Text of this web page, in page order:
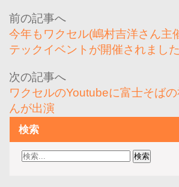
投
稿
ナ
ビ
ゲ
ー
シ
ョ
ン
今年もワクセル(嶋村吉洋さん主
テックイベントが開催されました
ワクセルのYoutubeに富士そば
んが出演
検索